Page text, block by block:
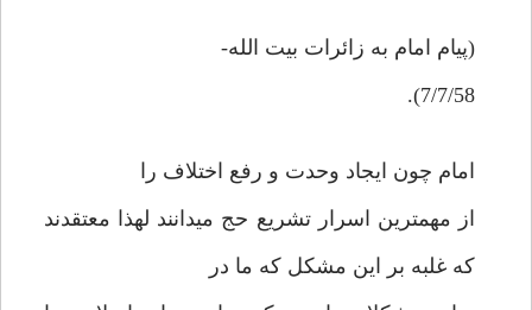
(پيام امام به زائرات بيت الله-
7/7/58).
امام چون ايجاد وحدت و رفع اختلاف را
از مهمترين اسرار تشريع حج ميدانند لهذا معتقدند
كه غلبه بر اين مشكل كه ما در